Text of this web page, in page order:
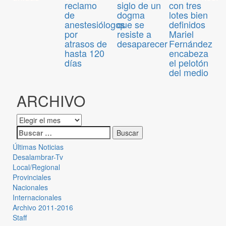
reclamo
de
anestesiólogos
por
atrasos de
hasta 120
días
siglo de un
dogma
que se
resiste a
desaparecer
con tres
lotes bien
definidos
Mariel
Fernández
encabeza
el pelotón
del medio
ARCHIVO
Últimas Noticias
Desalambrar-Tv
Local/Regional
Provinciales
Nacionales
Internacionales
Archivo 2011-2016
Staff